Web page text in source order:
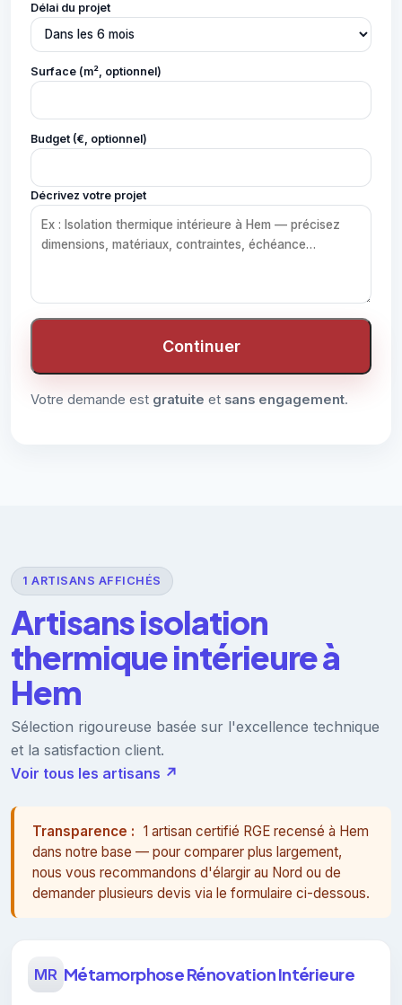
Délai du projet
Surface (m², optionnel)
Budget (€, optionnel)
Décrivez votre projet
Continuer
Votre demande est gratuite et sans engagement.
1 ARTISANS AFFICHÉS
Artisans isolation
thermique intérieure à
Hem
Sélection rigoureuse basée sur l'excellence technique
et la satisfaction client.
Voir tous les artisans ↗
Transparence : 1 artisan certifié RGE recensé à Hem
dans notre base — pour comparer plus largement,
nous vous recommandons d'élargir au Nord ou de
demander plusieurs devis via le formulaire ci-dessous.
MR Métamorphose Rénovation Intérieure